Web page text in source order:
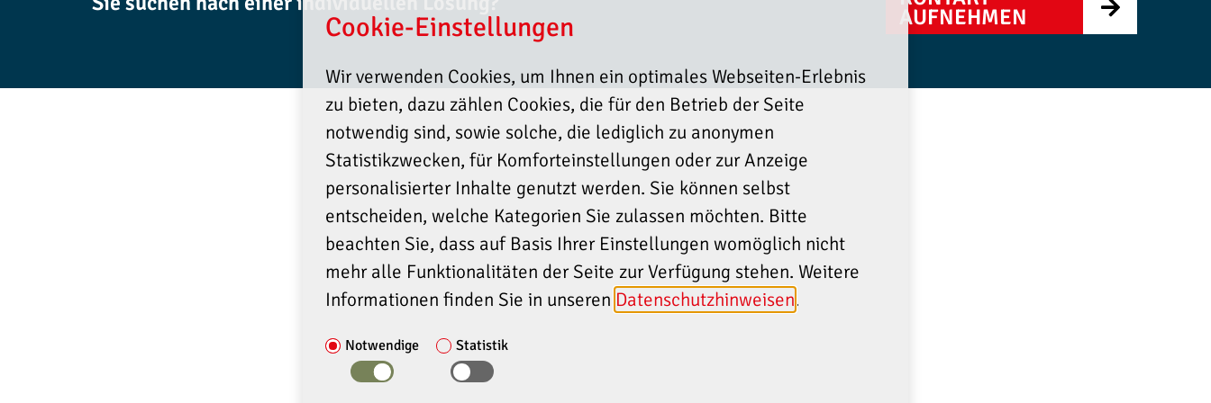
AUFNEHMEN
Cookie-Einstellungen
Wir verwenden Cookies, um Ihnen ein optimales Webseiten-Erlebnis
zu bieten, dazu zählen Cookies, die für den Betrieb der Seite
notwendig sind, sowie solche, die lediglich zu anonymen
Statistikzwecken, für Komforteinstellungen oder zur Anzeige
personalisierter Inhalte genutzt werden. Sie können selbst
entscheiden, welche Kategorien Sie zulassen möchten. Bitte
beachten Sie, dass auf Basis Ihrer Einstellungen womöglich nicht
mehr alle Funktionalitäten der Seite zur Verfügung stehen. Weitere
Informationen finden Sie in unseren Datenschutzhinweisen.
Notwendige Statistik